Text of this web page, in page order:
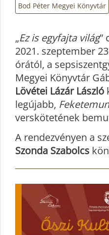
Bod Péter Megyei Könyvtár
„Ez is egyfajta világ”
2021. szeptember
órától, a
Megyei Könyvtár
Lövétei Lázár László
legújabb,
verskötetének
A rendezvényen a
Szonda Szabolcs